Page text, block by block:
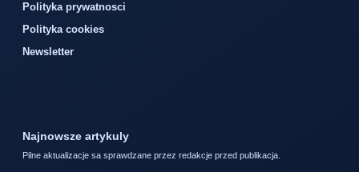
Polityka prywatnosci
Polityka cookies
Newsletter
Najnowsze artykuly
Pilne aktualizacje sa sprawdzane przez redakcje przed publikacja.